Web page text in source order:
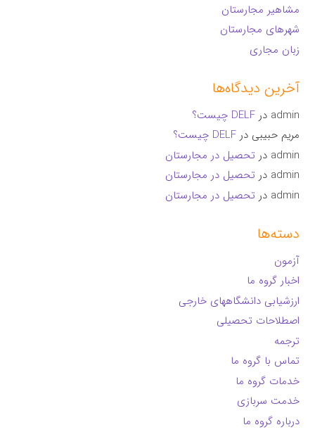
مشاهیر مجارستان
شهرهای مجارستان
زبان مجاری
آخرین دیدگاه‌ها
admin درDELF چیست؟
مریم حبیبی درDELF چیست؟
admin در تحصیل در مجارستان
admin در تحصیل در مجارستان
admin در تحصیل در مجارستان
دسته‌ها
آزمون
اخبار گروه ما
ارزشیابی دانشگاههای خارجی
اصطلاحات تحصیلی
ترجمه
تماس با گروه ما
خدمات گروه ما
خدمت سربازی
درباره گروه ما